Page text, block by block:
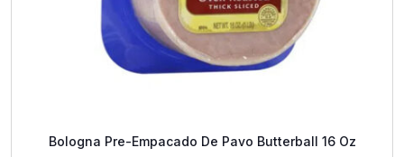
Bologna Pre-Empacado De Pavo Butterball 16 Oz